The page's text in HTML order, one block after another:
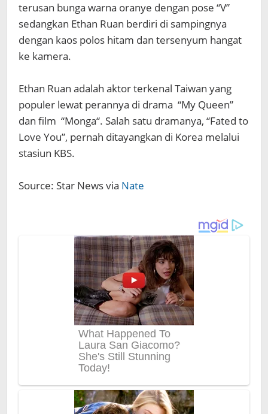
terusan bunga warna oranye dengan pose “V”
sedangkan Ethan Ruan berdiri di sampingnya
dengan kaos polos hitam dan tersenyum hangat
ke kamera.
Ethan Ruan adalah aktor terkenal Taiwan yang
populer lewat perannya di drama “My Queen”
dan film “Monga“. Salah satu dramanya, “Fated to
Love You”, pernah ditayangkan di Korea melalui
stasiun KBS.
Source: Star News via Nate